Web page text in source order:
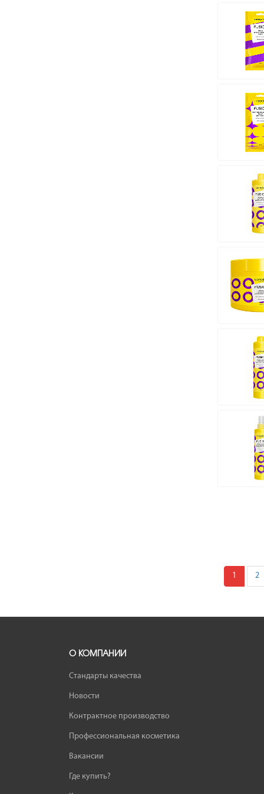
1 2
О КОМПАНИИ
Стандарты качества
Новости
Контрактное производство
Профессиональная косметика
Вакансии
Где купить?